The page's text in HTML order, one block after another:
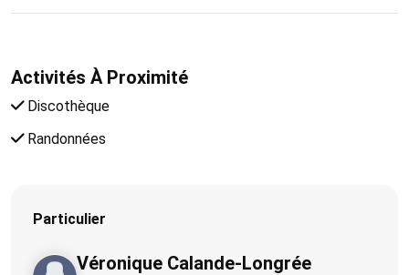
Activités À Proximité
Discothèque
Randonnées
Particulier
Véronique Calande-Longrée